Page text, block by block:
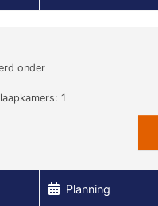
onder
1
Planning